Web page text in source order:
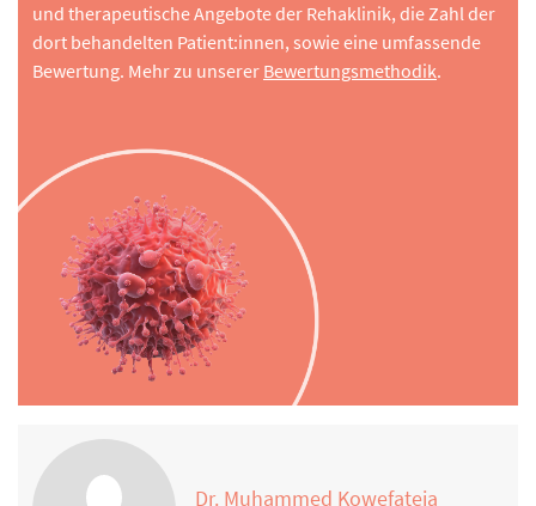
und therapeutische Angebote der Rehaklinik, die Zahl der
dort behandelten Patient:innen, sowie eine umfassende
Bewertung. Mehr zu unserer Bewertungsmethodik.
Dr. Muhammed Kowefateia